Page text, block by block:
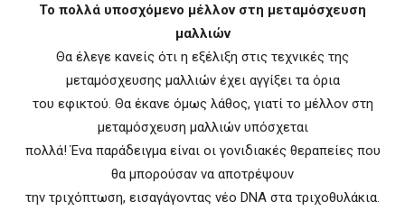
Το πολλά υποσχόμενο μέλλον στη μεταμόσχευση
μαλλιών
Θα έλεγε κανείς ότι η εξέλιξη στις τεχνικές της
μεταμόσχευσης μαλλιών έχει αγγίξει τα όρια
του εφικτού. Θα έκανε όμως λάθος, γιατί το μέλλον στη
μεταμόσχευση μαλλιών υπόσχεται
πολλά! Ένα παράδειγμα είναι οι γονιδιακές θεραπείες που
θα μπορούσαν να αποτρέψουν
την τριχόπτωση, εισαγάγοντας νέο DNA στα τριχοθυλάκια.